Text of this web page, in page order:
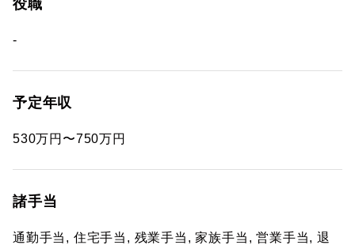
役職
-
予定年収
530万円〜750万円
諸手当
通勤手当, 住宅手当, 残業手当, 家族手当, 営業手当, 退